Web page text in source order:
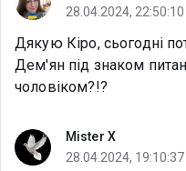
28.04.2024, 22:50:10
Дякую Кіро, сьогодні
Дем'ян під знаком
чоловіком?!?
Mister X
28.04.2024, 19:10:37